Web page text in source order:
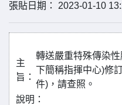
張貼日期： 2023-01-10
主
旨：
轉送嚴重特殊傳染
下簡稱指揮中心)修
件)，請查照。
說明：